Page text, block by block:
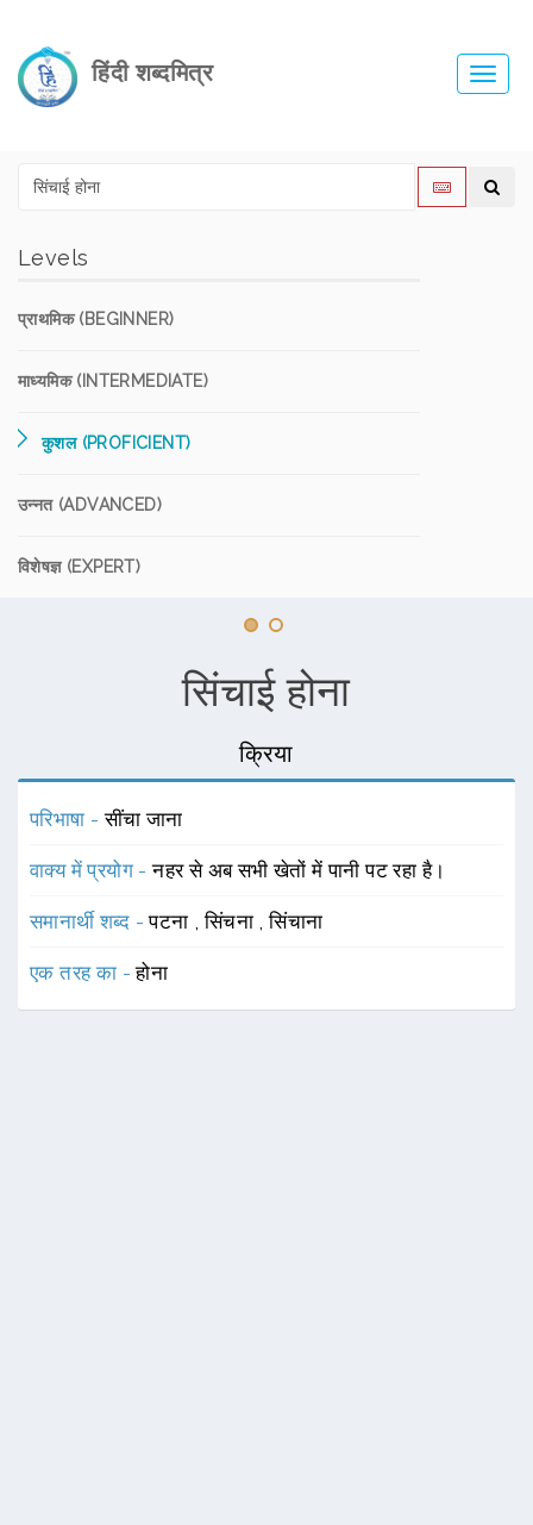
हिंदी शब्दमित्र
Levels
प्राथमिक (BEGINNER)
माध्यमिक (INTERMEDIATE)
कुशल (PROFICIENT)
उन्नत (ADVANCED)
विशेषज्ञ (EXPERT)
सिंचाई होना
क्रिया
परिभाषा -सींचा जाना
वाक्य में प्रयोग -नहर से अब सभी खेतों में पानी पट रहा है।
समानार्थी शब्द -पटना ,सिंचना ,सिंचाना
एक तरह का -होना